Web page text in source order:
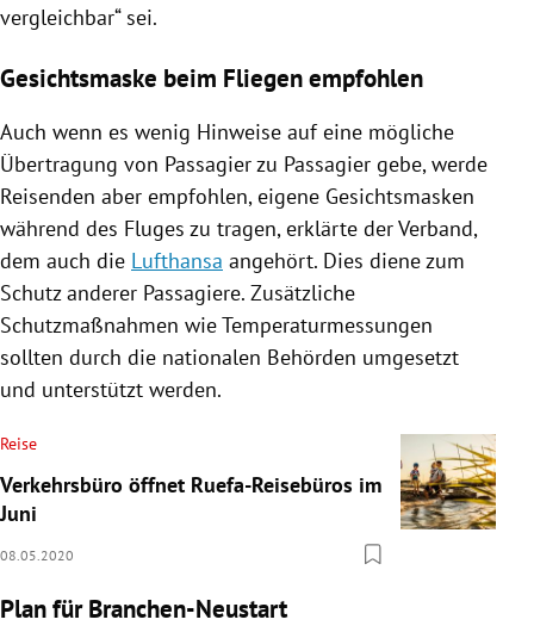
vergleichbar“ sei.
Gesichtsmaske beim Fliegen empfohlen
Auch wenn es wenig Hinweise auf eine mögliche
Übertragung von Passagier zu Passagier gebe, werde
Reisenden aber empfohlen, eigene Gesichtsmasken
während des Fluges zu tragen, erklärte der Verband,
dem auch die Lufthansa angehört. Dies diene zum
Schutz anderer Passagiere. Zusätzliche
Schutzmaßnahmen wie Temperaturmessungen
sollten durch die nationalen Behörden umgesetzt
und unterstützt werden.
Reise
Verkehrsbüro öffnet Ruefa-Reisebüros im
Juni
08.05.2020
Plan für Branchen-Neustart